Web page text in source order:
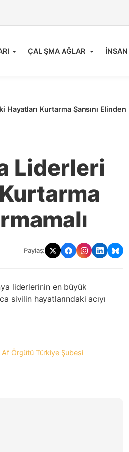
ÇALIŞMA AĞLARI
Kurtarma Şansını Elinden
Liderleri
Paylaş:
liderlerinin en büyük
sivilin hayatlarındaki acıyı
Af Örgütü Türkiye Şubesi